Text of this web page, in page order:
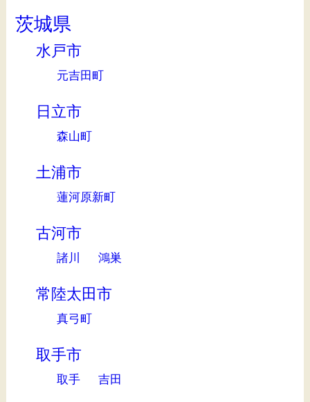
茨城県
水戸市
元吉田町
日立市
森山町
土浦市
蓮河原新町
古河市
諸川 鴻巣
常陸太田市
真弓町
取手市
取手 吉田